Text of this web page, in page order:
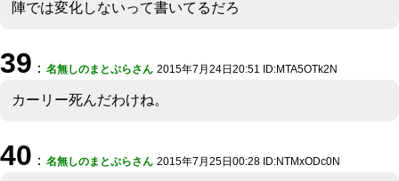
陣では変化しないって書いてるだろ
39 ： 名無しのまとぷらさん 2015年7月24日20:51 ID:MTA5OTk2N
カーリー死んだわけね。
40 ： 名無しのまとぷらさん 2015年7月25日00:28 ID:NTMxODc0N